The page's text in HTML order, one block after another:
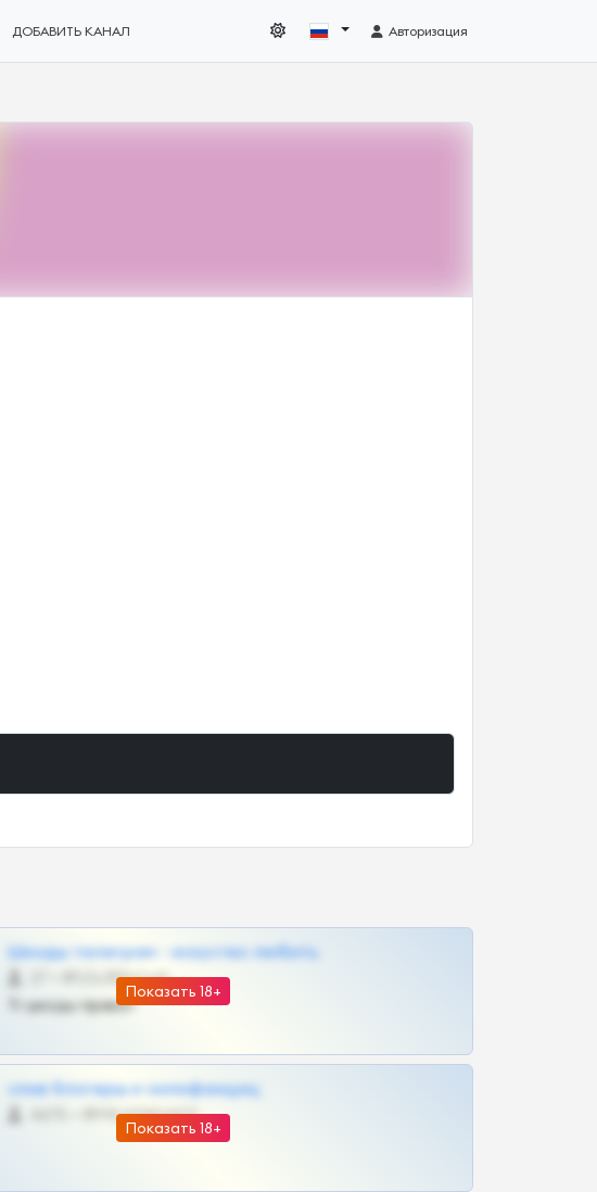
ДОБАВИТЬ КАНАЛ Авторизация
Показать 18+
Шкоды телеграм - искуство любить
@SZu3ll3sCatt_bot
Тг шкоды приват
Показать 18+
слив блогерш и онлифанщиц
@MILKPRIVATES39BOT